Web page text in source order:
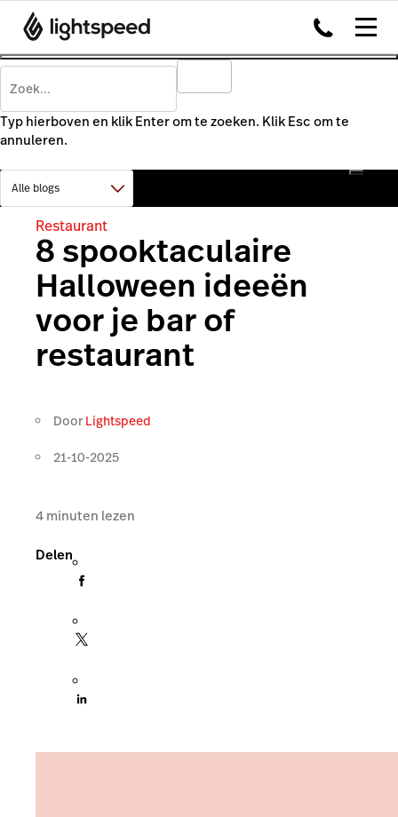
Typ hierboven en klik Enter om te zoeken. Klik Esc om te
annuleren.
Restaurant
8 spooktaculaire
Halloween ideeën
voor je bar of
restaurant
Door Lightspeed
21-10-2025
4minuten lezen
Delen